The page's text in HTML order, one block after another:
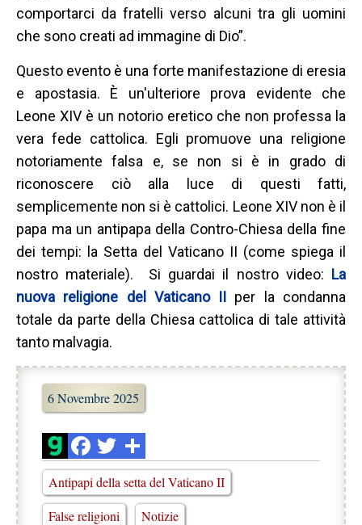
comportarci da fratelli verso alcuni tra gli uomini
che sono creati ad immagine di Dio”.
Questo evento è una forte manifestazione di eresia
e apostasia. È un'ulteriore prova evidente che
Leone XIV è un notorio eretico che non professa la
vera fede cattolica. Egli promuove una religione
notoriamente falsa e, se non si è in grado di
riconoscere ciò alla luce di questi fatti,
semplicemente non si è cattolici. Leone XIV non è il
papa ma un antipapa della Contro-Chiesa della fine
dei tempi: la Setta del Vaticano II (come spiega il
nostro materiale). Si guardai il nostro video: La
nuova religione del Vaticano II per la condanna
totale da parte della Chiesa cattolica di tale attività
tanto malvagia.
6 Novembre 2025
Antipapi della setta del Vaticano II
False religioni
Notizie